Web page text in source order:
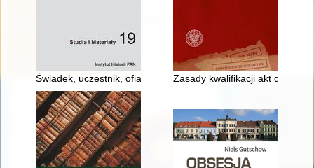
Świadek, uczestnik, ofiara : wokół książki "Wygnaniec : 21
Zasady kwalifikacji akt do